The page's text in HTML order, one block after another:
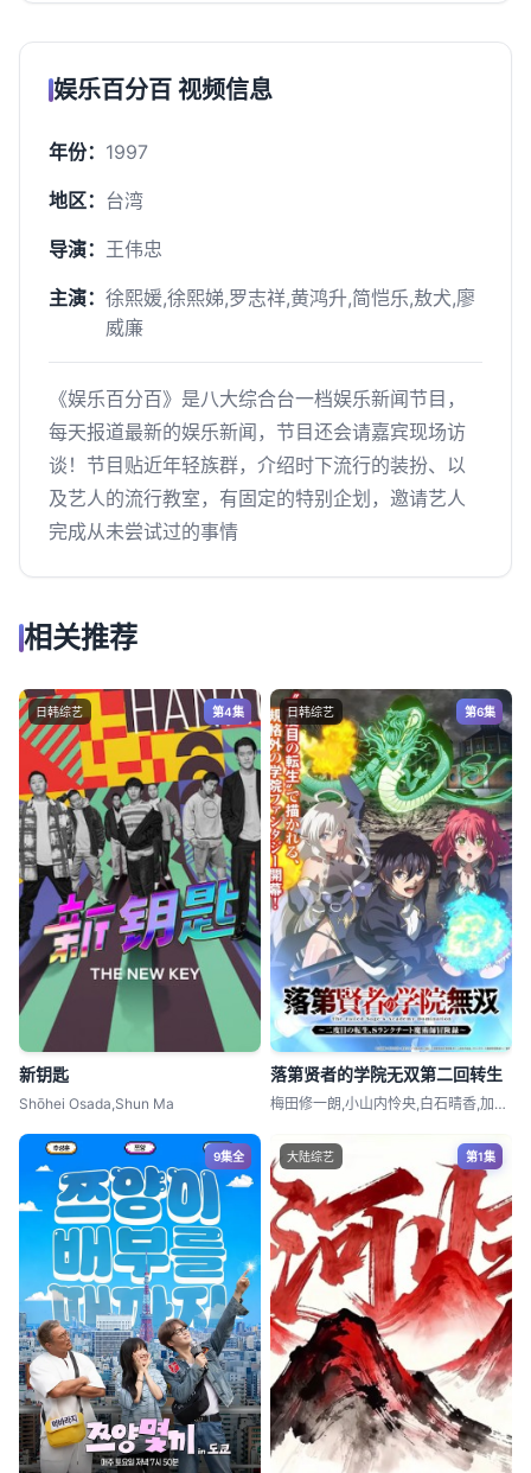
娱乐百分百 视频信息
年份： 1997
地区： 台湾
导演： 王伟忠
主演： 徐熙媛,徐熙娣,罗志祥,黄鸿升,简恺乐,敖犬,廖
威廉
《娱乐百分百》是八大综合台一档娱乐新闻节目，
每天报道最新的娱乐新闻，节目还会请嘉宾现场访
谈！节目贴近年轻族群，介绍时下流行的装扮、以
及艺人的流行教室，有固定的特别企划，邀请艺人
完成从未尝试过的事情
相关推荐
日韩综艺 第4集
新钥匙
Shōhei Osada,Shun Ma
日韩综艺 第6集
落第贤者的学院无双第二回转生
梅田修一朗,小山内怜央,白石晴香,加藤英
9集全 大陆综艺 第1集